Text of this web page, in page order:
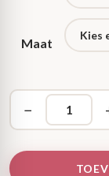
Maat
−